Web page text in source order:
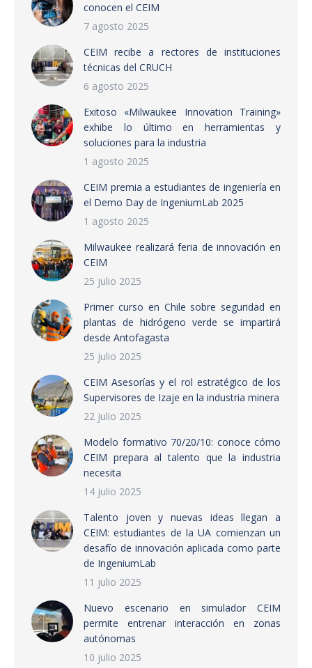
conocen el CEIM
7 agosto 2025
CEIM recibe a rectores de instituciones
técnicas del CRUCH
6 agosto 2025
Exitoso «Milwaukee Innovation Training»
exhibe lo último en herramientas y
soluciones para la industria
1 agosto 2025
CEIM premia a estudiantes de ingeniería en
el Demo Day de IngeniumLab 2025
1 agosto 2025
Milwaukee realizará feria de innovación en
CEIM
25 julio 2025
Primer curso en Chile sobre seguridad en
plantas de hidrógeno verde se impartirá
desde Antofagasta
25 julio 2025
CEIM Asesorías y el rol estratégico de los
Supervisores de Izaje en la industria minera
22 julio 2025
Modelo formativo 70/20/10: conoce cómo
CEIM prepara al talento que la industria
necesita
14 julio 2025
Talento joven y nuevas ideas llegan a
CEIM: estudiantes de la UA comienzan un
desafío de innovación aplicada como parte
de IngeniumLab
11 julio 2025
Nuevo escenario en simulador CEIM
permite entrenar interacción en zonas
autónomas
10 julio 2025